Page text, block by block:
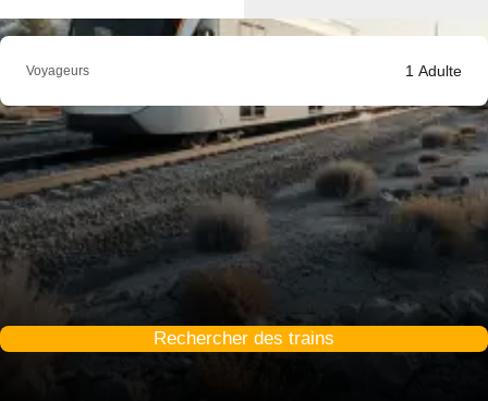
Voyageurs 1 Adulte
Rechercher des trains